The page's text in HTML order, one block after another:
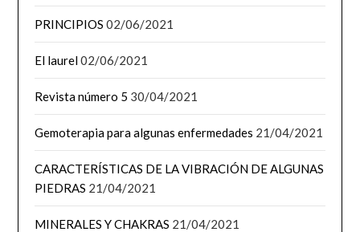
PRINCIPIOS 02/06/2021
El laurel02/06/2021
Revista número 5 30/04/2021
Gemoterapia para algunas enfermedades 21/04/2021
CARACTERÍSTICAS DE LA VIBRACIÓN DE ALGUNAS
PIEDRAS 21/04/2021
MINERALES Y CHAKRAS 21/04/2021